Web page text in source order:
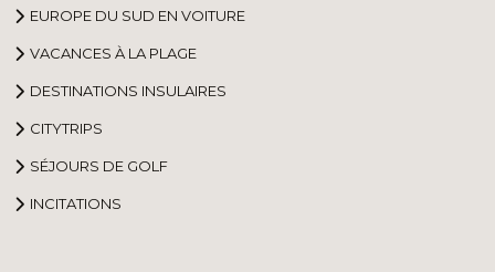
EUROPE DU SUD EN VOITURE
VACANCES À LA PLAGE
DESTINATIONS INSULAIRES
CITYTRIPS
SÉJOURS DE GOLF
INCITATIONS